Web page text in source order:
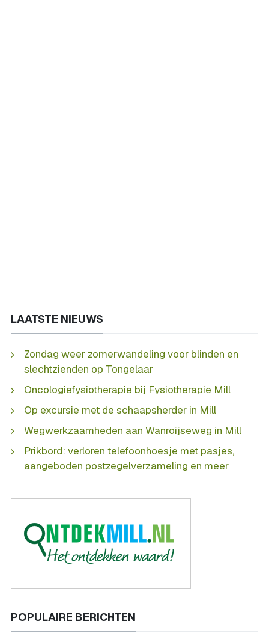
LAATSTE NIEUWS
Zondag weer zomerwandeling voor blinden en
slechtzienden op Tongelaar
Oncologiefysiotherapie bij Fysiotherapie Mill
Op excursie met de schaapsherder in Mill
Wegwerkzaamheden aan Wanroijseweg in Mill
Prikbord: verloren telefoonhoesje met pasjes,
aangeboden postzegelverzameling en meer
POPULAIRE BERICHTEN